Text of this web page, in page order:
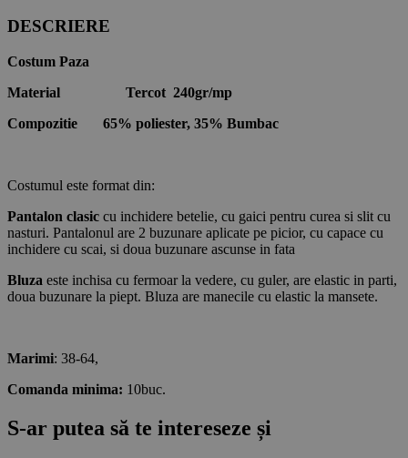
DESCRIERE
Costum Paza
Material Tercot 240gr/mp
Compozitie 65% poliester, 35% Bumbac
Costumul este format din:
Pantalon clasic cu inchidere betelie, cu gaici pentru curea si slit cu
nasturi. Pantalonul are 2 buzunare aplicate pe picior, cu capace cu
inchidere cu scai, si doua buzunare ascunse in fata
Bluza este inchisa cu fermoar la vedere, cu guler, are elastic in parti,
doua buzunare la piept. Bluza are manecile cu elastic la mansete.
Marimi: 38-64,
Comanda minima: 10buc.
S-ar putea să te intereseze și